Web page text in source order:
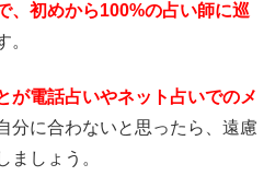
、初めから100%の占い師に巡
。
が電話占いやネット占いでのメ
分に合わないと思ったら、遠慮
ましょう。